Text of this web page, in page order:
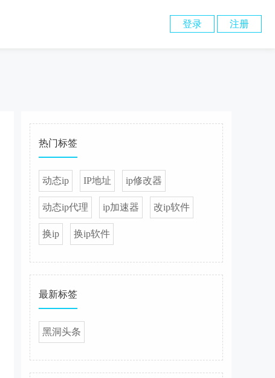
登录 注册
热门标签
动态ip IP地址 ip修改器
动态ip代理 ip加速器 改ip软件
换ip 换ip软件
最新标签
黑洞头条